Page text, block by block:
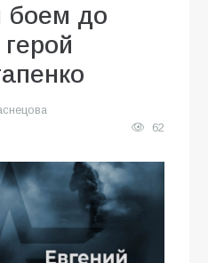
боем до
62